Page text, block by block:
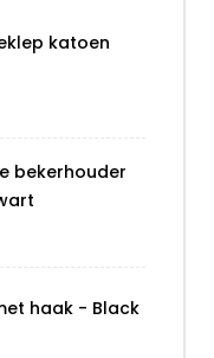
katoen
bekerhouder
haak - Black